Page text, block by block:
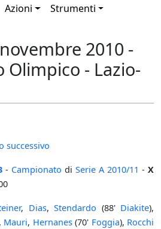
Azioni Strumenti
2010 -
Olimpico - Lazio-
successivo
- Campionato di Serie A 2010/11 - X
, Dias, Stendardo (88' Diakite),
, Mauri, Hernanes(70' Foggia), Rocchi